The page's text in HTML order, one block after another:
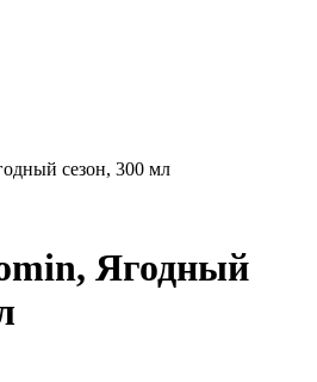
сезон, 300 мл
Ягодный